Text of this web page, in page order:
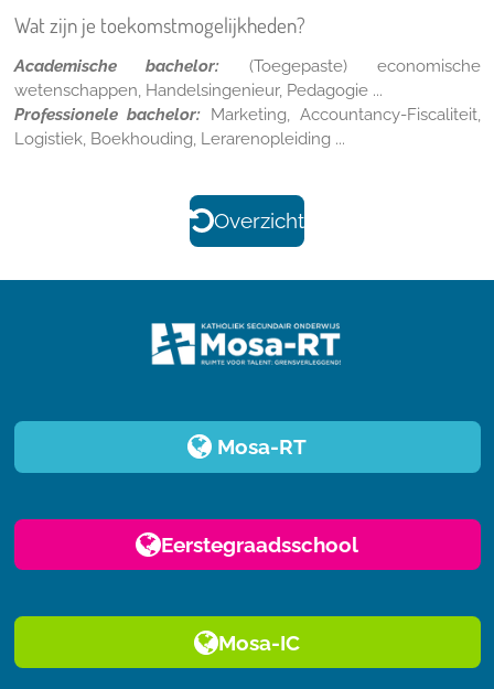
Wat zijn je toekomstmogelijkheden?
Academische bachelor: (Toegepaste) economische
wetenschappen, Handelsingenieur, Pedagogie ...
Professionele bachelor: Marketing, Accountancy-Fiscaliteit,
Logistiek, Boekhouding, Lerarenopleiding ...
Overzicht
Mosa-RT
Eerstegraadsschool
Mosa-IC